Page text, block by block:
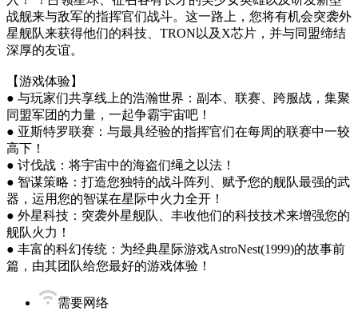
战舰来与敌军的指挥官们战斗。这一路上，您将有机会突袭外
星舰队来获得他们的科技、TRON以及X芯片，并与同盟缔结
深厚的友谊。
【游戏体验】
● 与玩家们共享线上的浩瀚世界：副本、联赛、跨服战，集聚
同盟军团的力量，一起争霸宇宙吧！
● 亚斯特罗联赛：与最具经验的指挥官们在每周的联赛中一较
高下！
● 讨伐战：将宇宙中的海盗们绳之以法！
● 智谋策略：打造您独特的战斗阵列、赋予您的舰队最强的武
器，运用您的智谋在星际中火力全开！
● 外星科技：突袭外星舰队、丰收他们的科技技术来增强您的
舰队火力！
● 丰富的科幻传统：为经典星际游戏AstroNest(1999)的故事前
篇，由其团队给您最好的游戏体验！
需要网络